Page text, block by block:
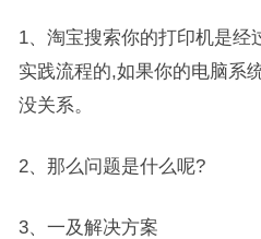
1、淘宝搜索你的打印机是经
实践流程的,如果你的电脑系
没关系。
2、那么问题是什么呢?
3、一及解决方案